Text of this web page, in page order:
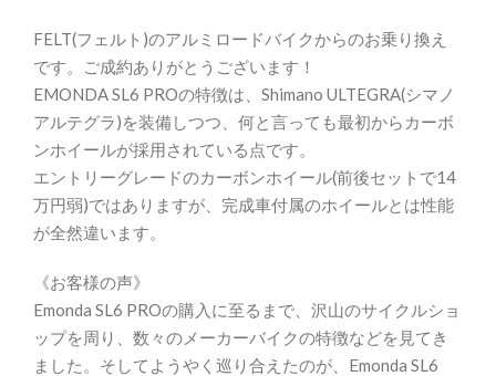
FELT(フェルト)のアルミロードバイクからのお乗り換え
です。ご成約ありがとうございます！
EMONDA SL6 PROの特徴は、Shimano ULTEGRA(シマノ
アルテグラ)を装備しつつ、何と言っても最初からカーボ
ンホイールが採用されている点です。
エントリーグレードのカーボンホイール(前後セットで14
万円弱)ではありますが、完成車付属のホイールとは性能
が全然違います。
《お客様の声》
Emonda SL6 PROの購入に至るまで、沢山のサイクルショ
ップを周り、数々のメーカーバイクの特徴などを見てき
ました。そしてようやく巡り合えたのが、Emonda SL6